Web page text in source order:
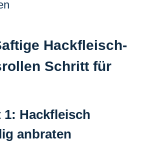
Hackfleisch-
Schritt für
1: Hackfleisch
anbraten